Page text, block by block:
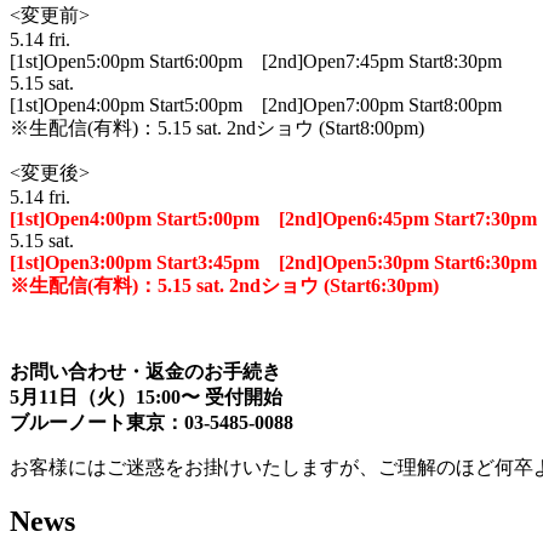
<変更前>
5.14 fri.
[1st]Open5:00pm Start6:00pm [2nd]Open7:45pm Start8:30pm
5.15 sat.
[1st]Open4:00pm Start5:00pm [2nd]Open7:00pm Start8:00pm
※生配信(有料)：5.15 sat. 2ndショウ (Start8:00pm)
<変更後>
5.14 fri.
[1st]Open4:00pm Start5:00pm [2nd]Open6:45pm Start7:30pm
5.15 sat.
[1st]Open3:00pm Start3:45pm [2nd]Open5:30pm Start6:30pm
※生配信(有料)：5.15 sat. 2ndショウ (Start6:30pm)
お問い合わせ・返金のお手続き
5月11日（火）15:00〜 受付開始
ブルーノート東京：03-5485-0088
お客様にはご迷惑をお掛けいたしますが、ご理解のほど何卒
News